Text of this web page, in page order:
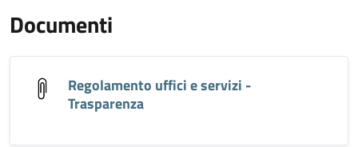
Documenti
Regolamento uffici e servizi -
Trasparenza